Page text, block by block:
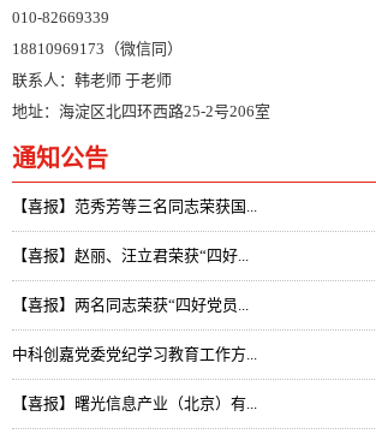
010-82669339
18810969173（微信同）
联系人：韩老师 于老师
地址：海淀区北四环西路25-2号206室
通知公告
【喜报】范秀芳等三名同志荣获国...
【喜报】赵丽、汪立君荣获“四好...
【喜报】两名同志荣获“四好党员...
中科创嘉党委党纪学习教育工作方...
【喜报】曙光信息产业（北京）有...